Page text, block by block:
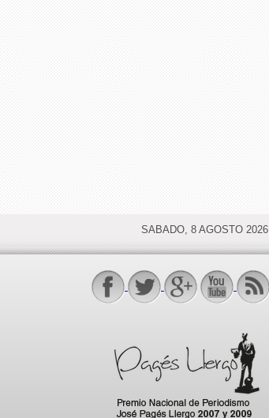
SABADO, 8 AGOSTO 2026